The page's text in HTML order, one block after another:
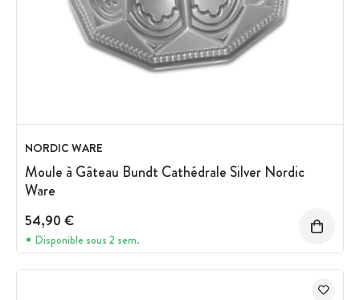
NORDIC WARE
Moule à Gâteau Bundt Cathédrale Silver Nordic
Ware
54,90 €
Disponible sous 2 sem.